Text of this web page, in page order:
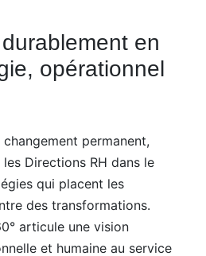
en
opérationnel
permanent,
Directions RH dans le
qui placent les
des transformations.
articule une vision
et humaine au service